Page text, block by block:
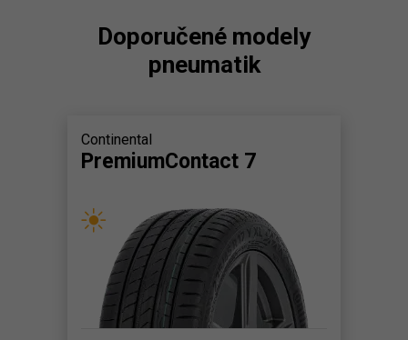
Doporučené modely
pneumatik
Continental
PremiumContact 7